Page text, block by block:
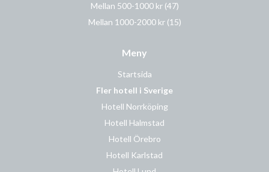
Mellan 500-1000 kr (47)
Mellan 1000-2000 kr (15)
Meny
Startsida
Fler hotell i Sverige
Hotell Norrköping
Hotell Halmstad
Hotell Örebro
Hotell Karlstad